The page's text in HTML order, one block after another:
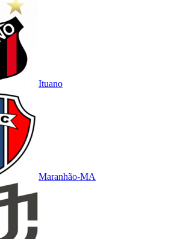
Ituano
Maranhão-MA